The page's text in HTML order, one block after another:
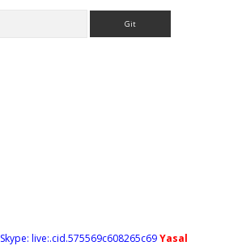
Skype: live:.cid.575569c608265c69Yasal